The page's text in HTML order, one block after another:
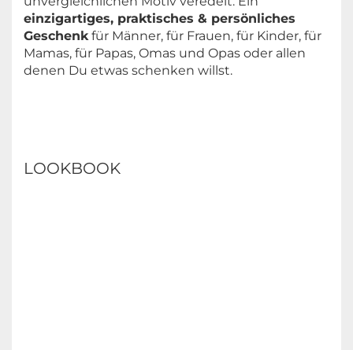
einzigartiges, praktisches & persönliches
Geschenkfür Männer, für Frauen, für Kinder, für
Mamas, für Papas, Omas und Opas oder allen
denen Du etwas schenken willst.
LOOKBOOK